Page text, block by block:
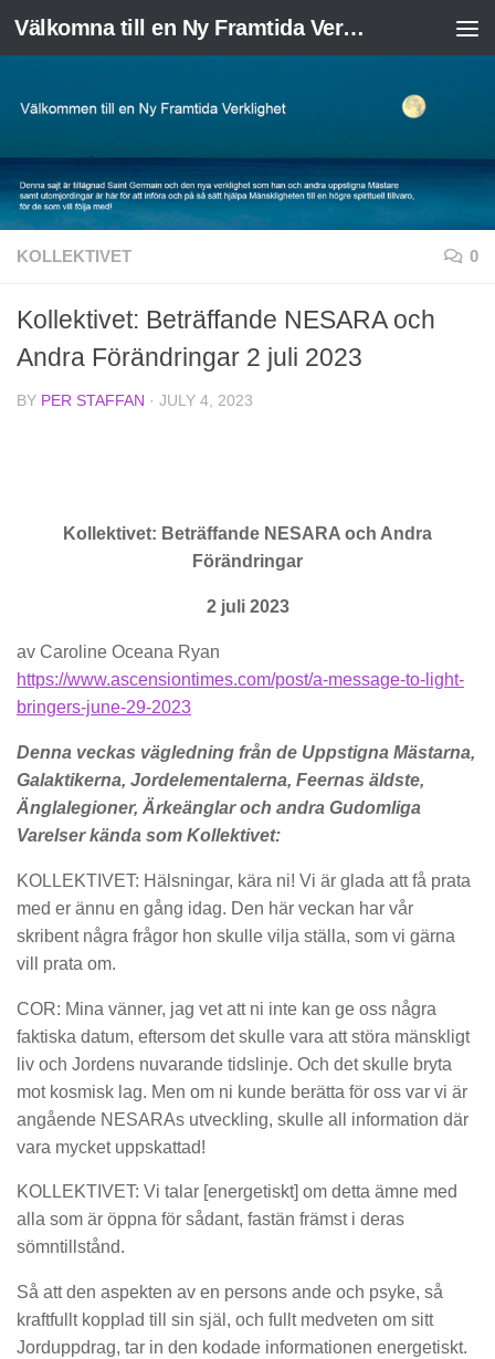
Skip to content Välkomna till en Ny Framtida Verklighet
KOLLEKTIVET 0
Kollektivet: Beträffande NESARA och
Andra Förändringar 2 juli 2023
BY PER STAFFAN · JULY 4, 2023
Kollektivet: Beträffande NESARA och Andra
Förändringar
2 juli 2023
av Caroline Oceana Ryan
https://www.ascensiontimes.com/post/a-message-to-light-
bringers-june-29-2023
Denna veckas vägledning från de Uppstigna Mästarna,
Galaktikerna, Jordelementalerna, Feernas äldste,
Änglalegioner, Ärkeänglar och andra Gudomliga
Varelser kända som Kollektivet:
KOLLEKTIVET: Hälsningar, kära ni! Vi är glada att få prata
med er ännu en gång idag. Den här veckan har vår
skribent några frågor hon skulle vilja ställa, som vi gärna
vill prata om.
COR: Mina vänner, jag vet att ni inte kan ge oss några
faktiska datum, eftersom det skulle vara att störa mänskligt
liv och Jordens nuvarande tidslinje. Och det skulle bryta
mot kosmisk lag. Men om ni kunde berätta för oss var vi är
angående NESARAs utveckling, skulle all information där
vara mycket uppskattad!
KOLLEKTIVET: Vi talar [energetiskt] om detta ämne med
alla som är öppna för sådant, fastän främst i deras
sömntillstånd.
Så att den aspekten av en persons ande och psyke, så
kraftfullt kopplad till sin själ, och fullt medveten om sitt
Jorduppdrag, tar in den kodade informationen energetiskt.